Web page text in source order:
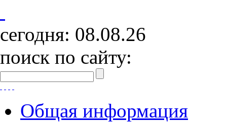
сегодня: 08.08.26
поиск по сайту:
Общая информация